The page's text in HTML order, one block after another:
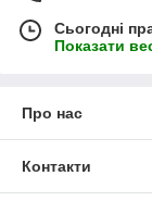
Сьогодні
Показати
Про нас
Контакти